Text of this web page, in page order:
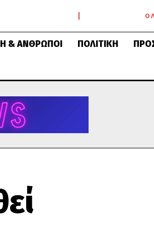
Ο
& ΆΝΘΡΩΠΟΙ ΠΟΛΙΤΙΚΉ